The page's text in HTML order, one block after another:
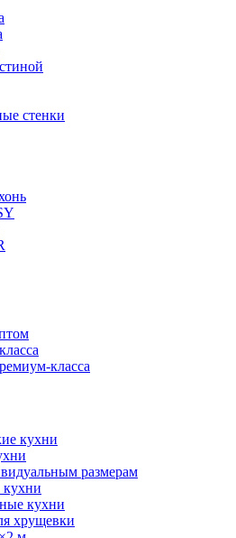
стенки
класса
кухни
размерам
кухни
кухни
хрущевки